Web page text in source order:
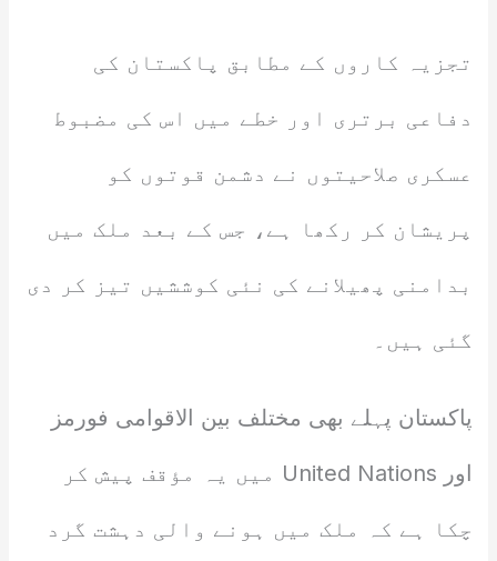
تجزیہ کاروں کے مطابق پاکستان کی
دفاعی برتری اور خطے میں اس کی مضبوط
عسکری صلاحیتوں نے دشمن قوتوں کو
پریشان کر رکھا ہے، جس کے بعد ملک میں
بدامنی پھیلانے کی نئی کوششیں تیز کر دی
گئی ہیں۔
پاکستان پہلے بھی مختلف بین الاقوامی فورمز
اور United Nations میں یہ مؤقف پیش کر
چکا ہے کہ ملک میں ہونے والی دہشت گرد